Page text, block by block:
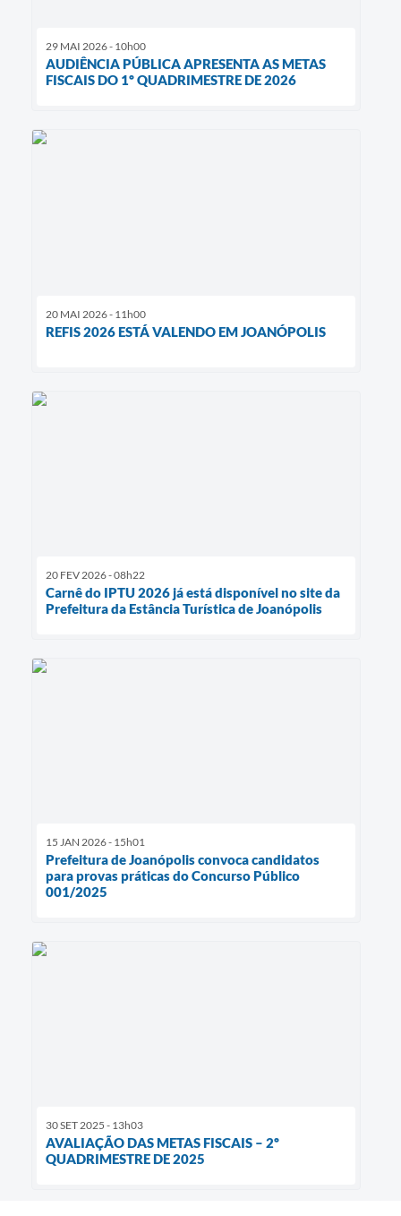
29 MAI 2026 - 10h00
AUDIÊNCIA PÚBLICA APRESENTA AS METAS
FISCAIS DO 1º QUADRIMESTRE DE 2026
20 MAI 2026 - 11h00
REFIS 2026 ESTÁ VALENDO EM JOANÓPOLIS
20 FEV 2026 - 08h22
Carnê do IPTU 2026 já está disponível no site da
Prefeitura da Estância Turística de Joanópolis
15 JAN 2026 - 15h01
Prefeitura de Joanópolis convoca candidatos
para provas práticas do Concurso Público
001/2025
30 SET 2025 - 13h03
AVALIAÇÃO DAS METAS FISCAIS – 2º
QUADRIMESTRE DE 2025